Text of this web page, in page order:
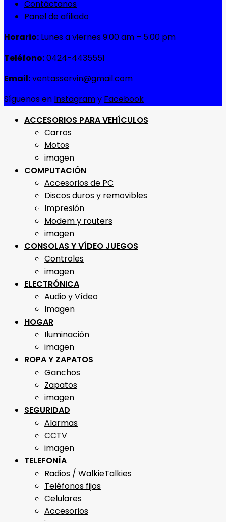
Contáctanos
Panel de afiliado
Horario: Lunes a viernes 9:00 am – 5:00 pm
Teléfono:0424-4435551
Email:ventasservin@gmail.com
Síguenos en Instagramy Facebook
ACCESORIOS PARA VEHÍCULOS
Carros
Motos
imagen
COMPUTACIÓN
Accesorios de PC
Discos duros y removibles
Impresión
Modem y routers
imagen
CONSOLAS Y VÍDEO JUEGOS
Controles
imagen
ELECTRÓNICA
Audio y Vídeo
Imagen
HOGAR
Iluminación
imagen
ROPA Y ZAPATOS
Ganchos
Zapatos
imagen
SEGURIDAD
Alarmas
CCTV
imagen
TELEFONÍA
Radios / WalkieTalkies
Teléfonos fijos
Celulares
Accesorios